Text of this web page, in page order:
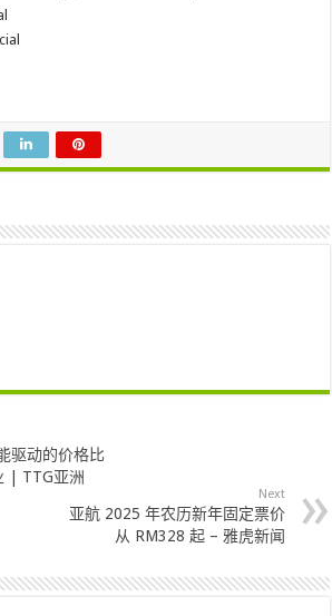
驱动的价格比
| TTG亚洲
Next
亚航 2025 年农历新年固定票价
从 RM328 起 – 雅虎新闻